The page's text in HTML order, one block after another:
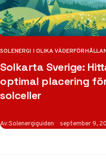
KATEGORI
SOLENERGI I OLIKA
Solkarta Sverige:
optimal placering
solceller
Av:Solenergiguiden Publicerad
september 9,